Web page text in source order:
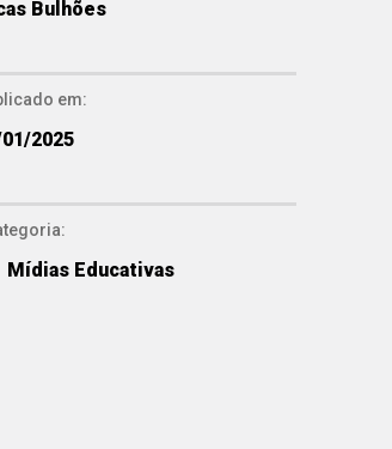
Bulhões
em:
2025
Mídias Educativas